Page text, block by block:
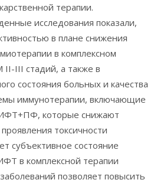
терапии.
исследования показали,
в плане снижения
в комплексном
III стадий, а также в
состояния больных и качества
иммунотерапии, включающие
которые снижают
токсичности
субъективное состояние
в комплексной терапии
позволяет повысить